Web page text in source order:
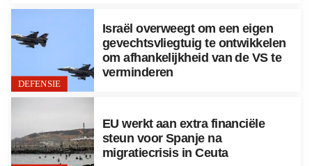
DEFENSIE
Israël overweegt om een eigen
gevechtsvliegtuig te ontwikkelen
om afhankelijkheid van de VS te
verminderen
EU werkt aan extra financiële
steun voor Spanje na
migratiecrisis in Ceuta